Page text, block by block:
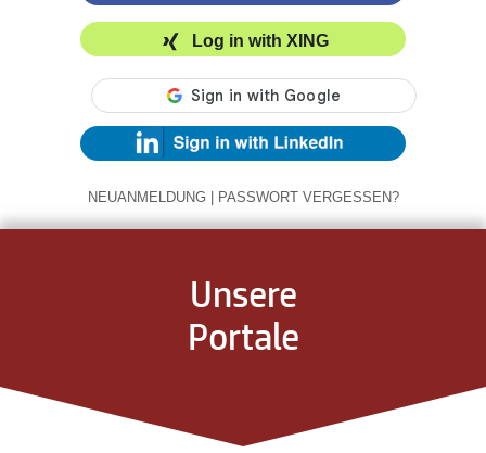
Log in with XING
NEUANMELDUNG | PASSWORT VERGESSEN?
Unsere
Portale